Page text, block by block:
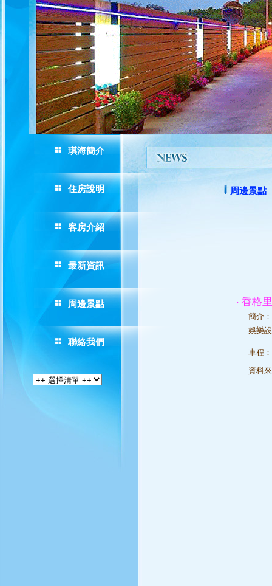
琪海簡介
住房說明
客房介紹
最新資訊
周邊景點
聯絡我們
周邊景點
‧ 香格
簡介
娛樂
車程
資料